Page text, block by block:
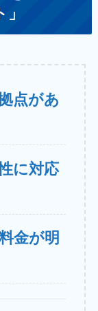
点があ
に対応
金が明